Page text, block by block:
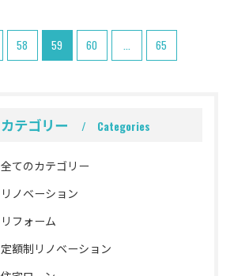
58 59 60 ... 65
カテゴリー Categories
全てのカテゴリー
リノベーション
リフォーム
定額制リノベーション